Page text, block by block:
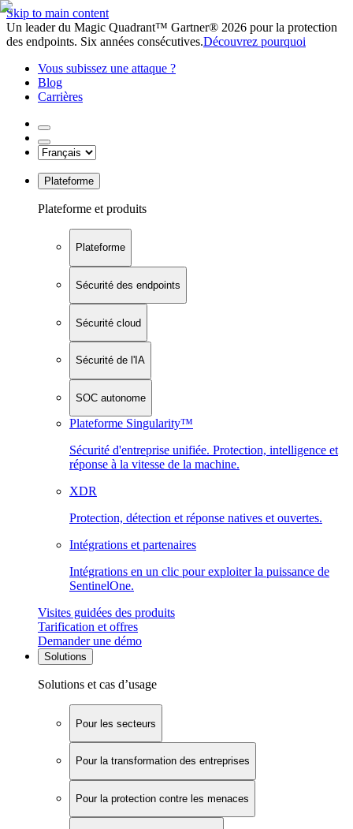
Skip to main content
Un leader du Magic Quadrant™ Gartner® 2026 pour la protection
des endpoints. Six années consécutives.Découvrez pourquoi
Vous subissez une attaque ?
Blog
Carrières
Plateforme
Plateforme et produits
Plateforme
Sécurité des endpoints
Sécurité cloud
Sécurité de l'IA
SOC autonome
Plateforme Singularity™
Sécurité d'entreprise unifiée. Protection, intelligence et
réponse à la vitesse de la machine.
XDR
Protection, détection et réponse natives et ouvertes.
Intégrations et partenaires
Intégrations en un clic pour exploiter la puissance de
SentinelOne.
Visites guidées des produits
Tarification et offres
Demander une démo
Solutions
Solutions et cas d’usage
Pour les secteurs
Pour la transformation des entreprises
Pour la protection contre les menaces